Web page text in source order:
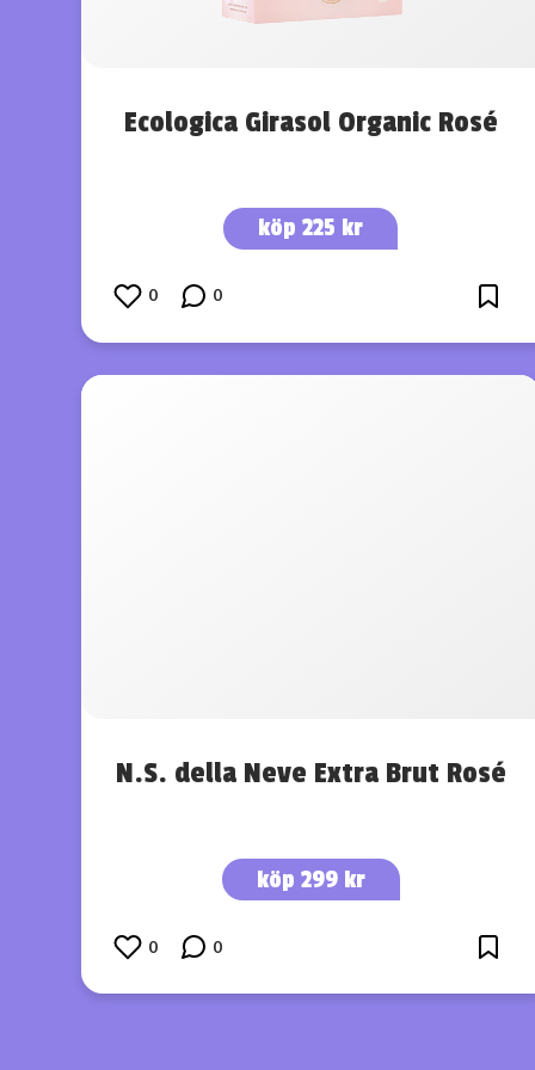
Ecologica Girasol Organic Rosé
köp 225 kr
0 0
N.S. della Neve Extra Brut Rosé
köp 299 kr
0 0